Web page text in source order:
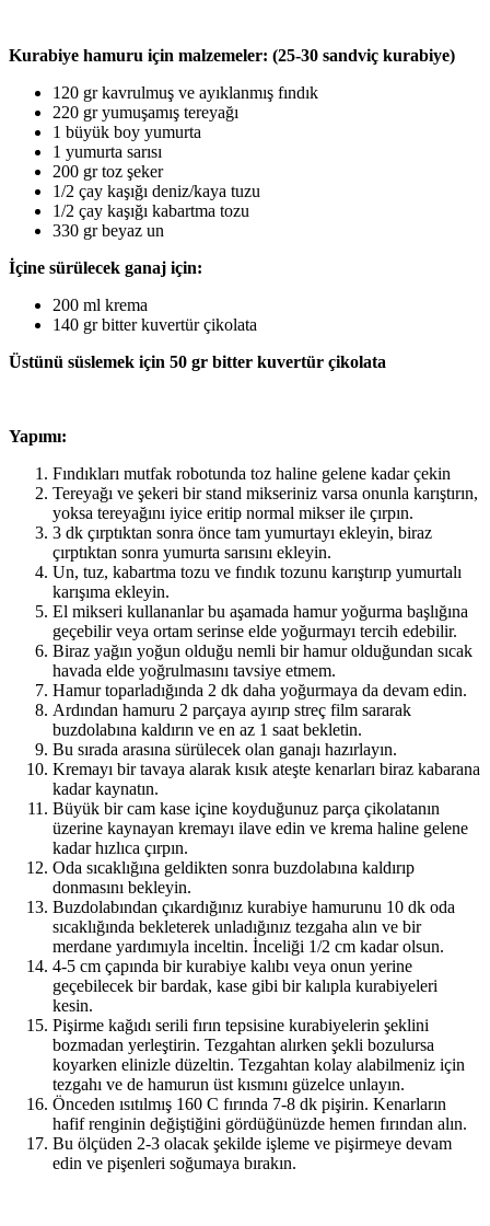
Kurabiye hamuru için malzemeler: (25-30 sandviç kurabiye)
120 gr kavrulmuş ve ayıklanmış fındık
220 gr yumuşamış tereyağı
1 büyük boy yumurta
1 yumurta sarısı
200 gr toz şeker
1/2 çay kaşığı deniz/kaya tuzu
1/2 çay kaşığı kabartma tozu
330 gr beyaz un
İçine sürülecek ganaj için:
200 ml krema
140 gr bitter kuvertür çikolata
Üstünü süslemek için 50 gr bitter kuvertür çikolata
Yapımı:
Fındıkları mutfak robotunda toz haline gelene kadar çekin
Tereyağı ve şekeri bir stand mikseriniz varsa onunla karıştırın,
yoksa tereyağını iyice eritip normal mikser ile çırpın.
3 dk çırptıktan sonra önce tam yumurtayı ekleyin, biraz
çırptıktan sonra yumurta sarısını ekleyin.
Un, tuz, kabartma tozu ve fındık tozunu karıştırıp yumurtalı
karışıma ekleyin.
El mikseri kullananlar bu aşamada hamur yoğurma başlığına
geçebilir veya ortam serinse elde yoğurmayı tercih edebilir.
Biraz yağın yoğun olduğu nemli bir hamur olduğundan sıcak
havada elde yoğrulmasını tavsiye etmem.
Hamur toparladığında 2 dk daha yoğurmaya da devam edin.
Ardından hamuru 2 parçaya ayırıp streç film sararak
buzdolabına kaldırın ve en az 1 saat bekletin.
Bu sırada arasına sürülecek olan ganajı hazırlayın.
Kremayı bir tavaya alarak kısık ateşte kenarları biraz kabarana
kadar kaynatın.
Büyük bir cam kase içine koyduğunuz parça çikolatanın
üzerine kaynayan kremayı ilave edin ve krema haline gelene
kadar hızlıca çırpın.
Oda sıcaklığına geldikten sonra buzdolabına kaldırıp
donmasını bekleyin.
Buzdolabından çıkardığınız kurabiye hamurunu 10 dk oda
sıcaklığında bekleterek unladığınız tezgaha alın ve bir
merdane yardımıyla inceltin. İnceliği 1/2 cm kadar olsun.
4-5 cm çapında bir kurabiye kalıbı veya onun yerine
geçebilecek bir bardak, kase gibi bir kalıpla kurabiyeleri
kesin.
Pişirme kağıdı serili fırın tepsisine kurabiyelerin şeklini
bozmadan yerleştirin. Tezgahtan alırken şekli bozulursa
koyarken elinizle düzeltin. Tezgahtan kolay alabilmeniz için
tezgahı ve de hamurun üst kısmını güzelce unlayın.
Önceden ısıtılmış 160 C fırında 7-8 dk pişirin. Kenarların
hafif renginin değiştiğini gördüğünüzde hemen fırından alın.
Bu ölçüden 2-3 olacak şekilde işleme ve pişirmeye devam
edin ve pişenleri soğumaya bırakın.